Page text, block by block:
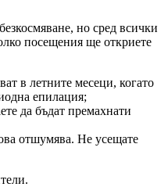
но сред всички
посещения ще откриете
в летните месеци, когато
епилация;
да бъдат премахнати
отшумява. Не усещате